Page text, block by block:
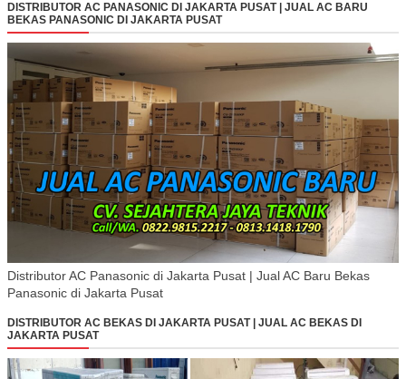
DISTRIBUTOR AC PANASONIC DI JAKARTA PUSAT | JUAL AC BARU
BEKAS PANASONIC DI JAKARTA PUSAT
Distributor AC Panasonic di Jakarta Pusat | Jual AC Baru Bekas
Panasonic di Jakarta Pusat
DISTRIBUTOR AC BEKAS DI JAKARTA PUSAT | JUAL AC BEKAS DI
JAKARTA PUSAT